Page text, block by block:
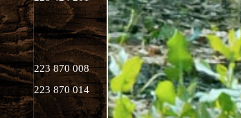
223 870 008
223 870 014